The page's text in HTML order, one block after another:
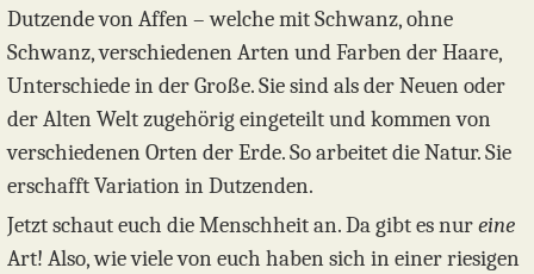
Dutzende von Affen – welche mit Schwanz, ohne
Schwanz, verschiedenen Arten und Farben der Haare,
Unterschiede in der Große. Sie sind als der Neuen oder
der Alten Welt zugehörig eingeteilt und kommen von
verschiedenen Orten der Erde. So arbeitet die Natur. Sie
erschafft Variation in Dutzenden.
Jetzt schaut euch die Menschheit an. Da gibt es nureine
Art! Also, wie viele von euch haben sich in einer riesigen